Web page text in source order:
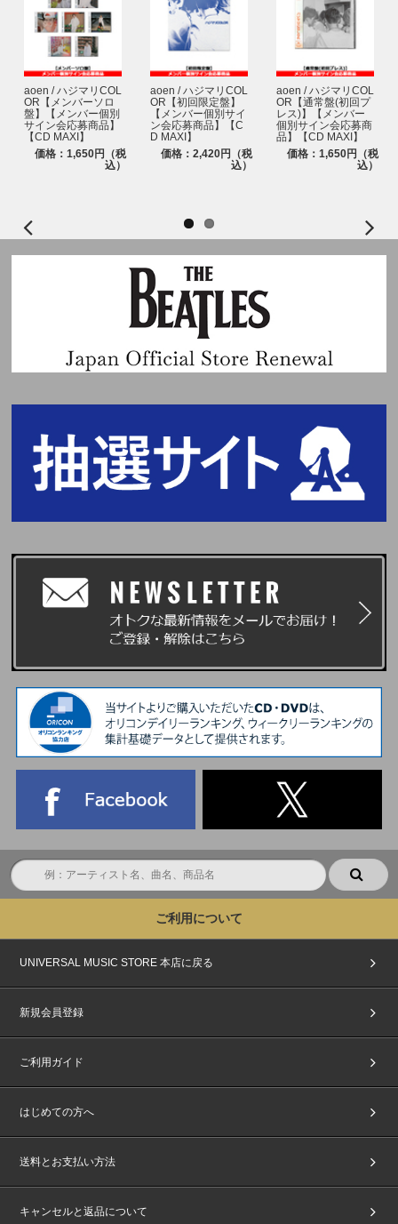
aoen / ハジマリCOL
OR【メンバーソロ
盤】【メンバー個別
サイン会応募商品】
【CD MAXI】
価格：1,650円（税
込）
aoen / ハジマリCOL
OR【初回限定盤】
【メンバー個別サイ
ン会応募商品】【C
D MAXI】
価格：2,420円（税
込）
aoen / ハジマリCOL
OR【通常盤(初回プ
レス)】【メンバー
個別サイン会応募商
品】【CD MAXI】
価格：1,650円（税
込）
ご利用について
UNIVERSAL MUSIC STORE 本店に戻る
新規会員登録
ご利用ガイド
はじめての方へ
送料とお支払い方法
キャンセルと返品について